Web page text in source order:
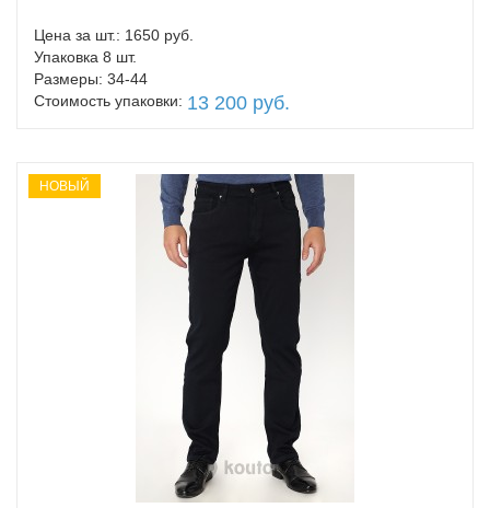
Цена за шт.: 1650 руб.
Упаковка 8 шт.
Размеры: 34-44
Стоимость упаковки: 13 200 руб.
НОВЫЙ